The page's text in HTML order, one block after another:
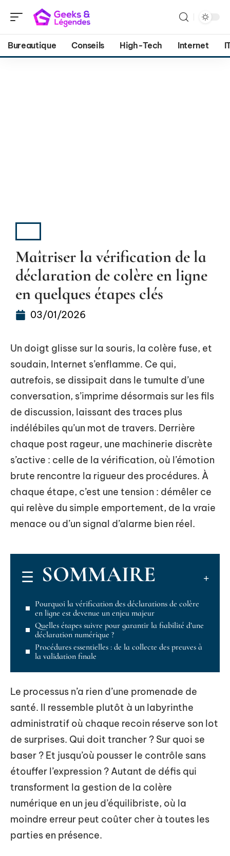
Bureautique Conseils High-Tech Internet
Maîtriser la vérification de la
déclaration de colère en ligne
en quelques étapes clés
03/01/2026
Un doigt glisse sur la souris, la colère fuse, et
soudain, Internet s’enflamme. Ce qui,
autrefois, se dissipait dans le tumulte d’une
conversation, s’imprime désormais sur les fils
de discussion, laissant des traces plus
indélébiles qu’un mot de travers. Derrière
chaque post rageur, une machinerie discrète
s’active : celle de la vérification, où l’émotion
brute rencontre la rigueur des procédures. À
chaque étape, c’est une tension : démêler ce
qui relève du simple emportement, de la vraie
menace ou d’un signal d’alarme bien réel.
SOMMAIRE
Pourquoi la vérification des déclarations de colère
en ligne est devenue un enjeu majeur
Quelles étapes suivre pour garantir la fiabilité d’une
déclaration numérique ?
Procédures essentielles : de la collecte des preuves à
la validation finale
Le processus n’a rien d’une promenade de
santé. Il ressemble plutôt à un labyrinthe
administratif où chaque recoin réserve son lot
de surprises. Qui doit trancher ? Sur quoi se
baser ? Et jusqu’où pousser le contrôle sans
étouffer l’expression ? Autant de défis qui
transforment la gestion de la colère
numérique en un jeu d’équilibriste, où la
moindre erreur peut coûter cher à toutes les
parties en présence.